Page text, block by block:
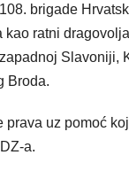
brigade
ratni
Slavoniji,
Broda.
uz pomoć
a.